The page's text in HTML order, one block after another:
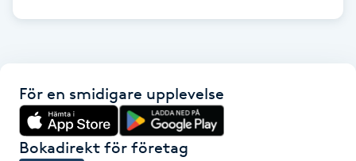
Herrklippning
För en smidigare upplevelse
Bokadirekt för företag